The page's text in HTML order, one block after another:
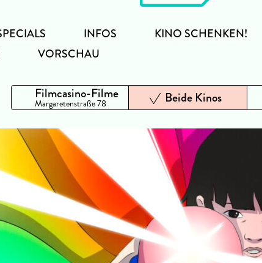
VORSCHAU
INFOS KINO SCHENKEN!
Filmcasino-Filme
Margaretenstraße 78 Beide Kinos